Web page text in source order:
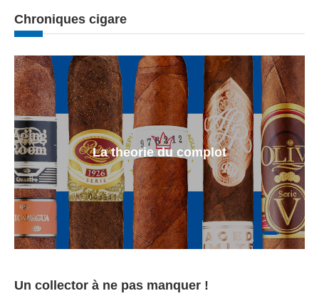
Chroniques cigare
La theorie du complot
Un collector à ne pas manquer !